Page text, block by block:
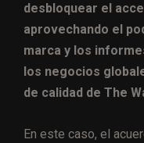
desbloquear el
aprovechando el
marca y los
los negocios
de calidad de The
En este caso, el